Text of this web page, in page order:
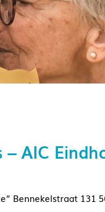
AIC
Bennekelstraat 131